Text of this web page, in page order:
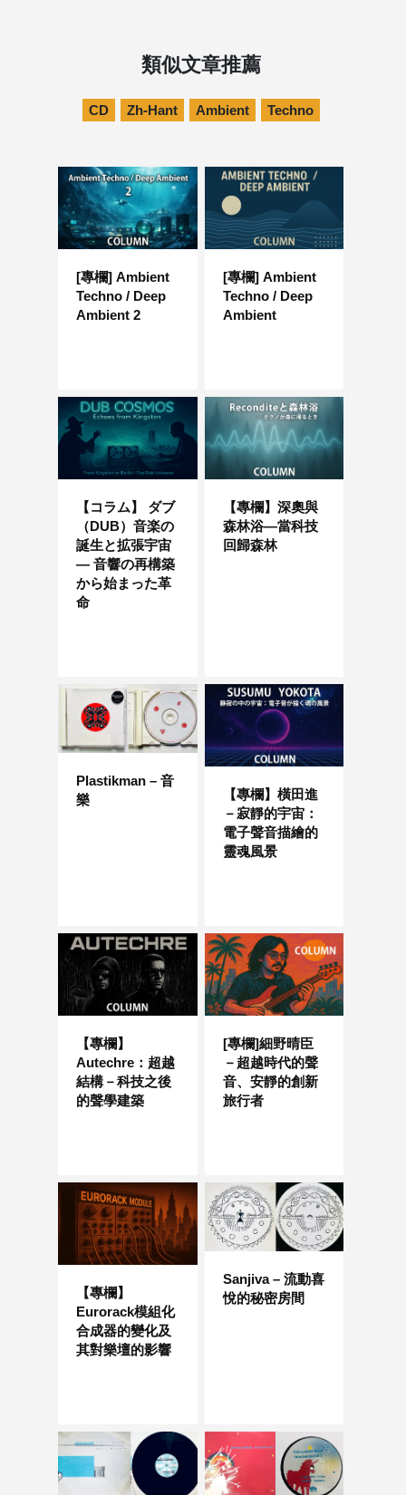
類似文章推薦
CD Zh-Hant Ambient Techno
[專欄] Ambient
Techno / Deep
Ambient 2
[專欄] Ambient
Techno / Deep
Ambient
【コラム】 ダブ
（DUB）音楽の
誕生と拡張宇宙
― 音響の再構築
から始まった革
命
【專欄】深奧與
森林浴—當科技
回歸森林
Plastikman – 音
樂
【專欄】橫田進
－寂靜的宇宙：
電子聲音描繪的
靈魂風景
【專欄】
Autechre：超越
結構－科技之後
的聲學建築
[專欄]細野晴臣
－超越時代的聲
音、安靜的創新
旅行者
【專欄】
Eurorack模組化
合成器的變化及
其對樂壇的影響
Sanjiva – 流動喜
悅的秘密房間